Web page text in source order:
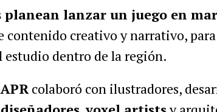
lanzar un juego en
contenido creativo y narrativo,
dentro de la región.
colaboró con ilustradores,